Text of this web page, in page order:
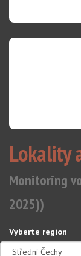
Lokality
Monitoring
2025))
Vyberte region